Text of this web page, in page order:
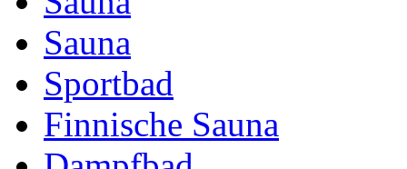
Sauna
Sportbad
Finnische Sauna